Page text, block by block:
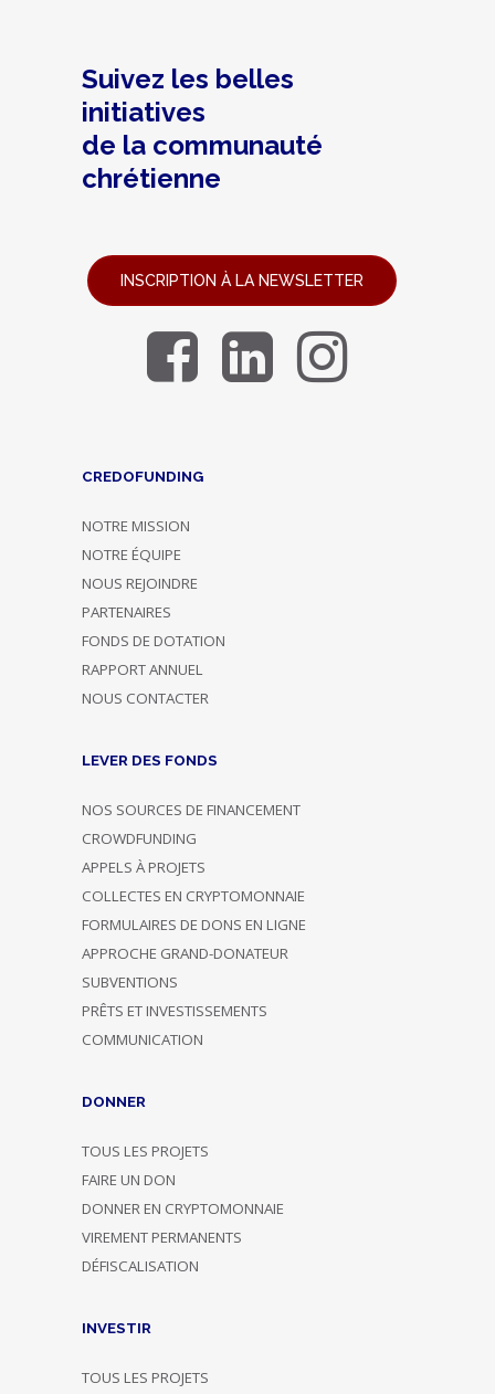
Suivez les belles
initiatives
de la communauté
chrétienne
INSCRIPTION À LA NEWSLETTER
CREDOFUNDING
NOTRE MISSION
NOTRE ÉQUIPE
NOUS REJOINDRE
PARTENAIRES
FONDS DE DOTATION
RAPPORT ANNUEL
NOUS CONTACTER
LEVER DES FONDS
NOS SOURCES DE FINANCEMENT
CROWDFUNDING
APPELS À PROJETS
COLLECTES EN CRYPTOMONNAIE
FORMULAIRES DE DONS EN LIGNE
APPROCHE GRAND-DONATEUR
SUBVENTIONS
PRÊTS ET INVESTISSEMENTS
COMMUNICATION
DONNER
TOUS LES PROJETS
FAIRE UN DON
DONNER EN CRYPTOMONNAIE
VIREMENT PERMANENTS
DÉFISCALISATION
INVESTIR
TOUS LES PROJETS